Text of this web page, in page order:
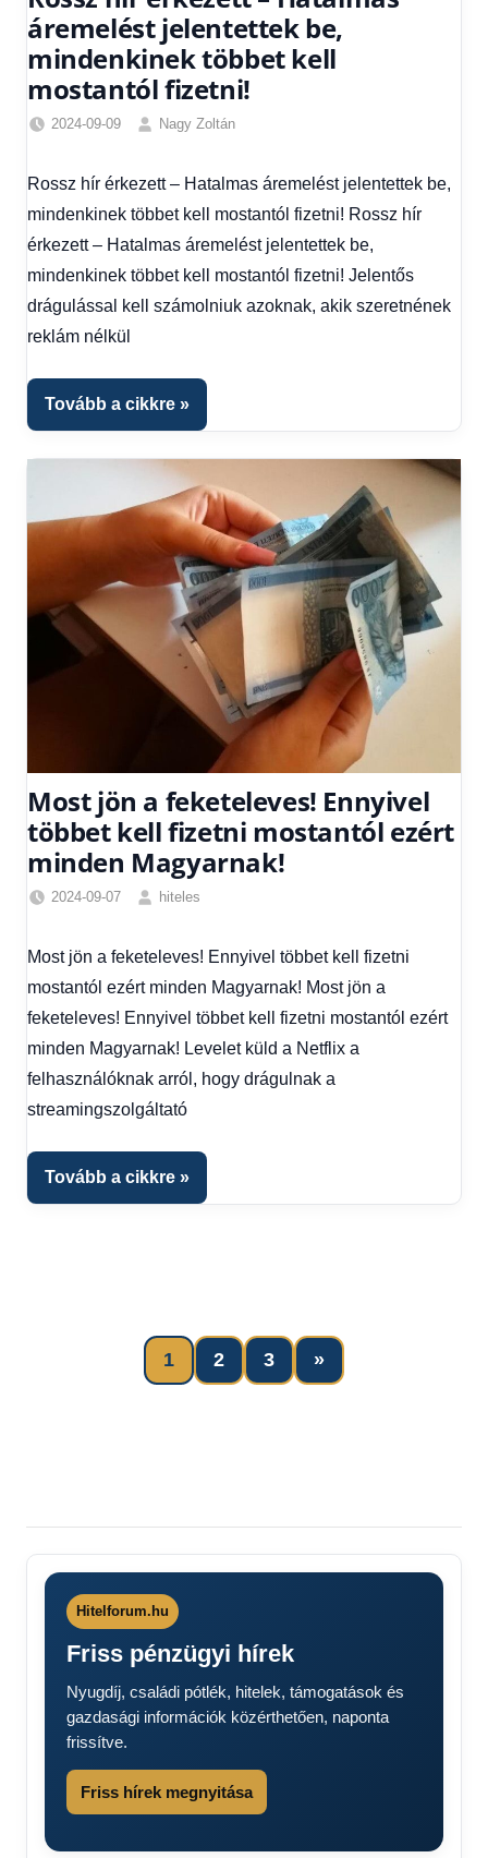
áremelést jelentettek be,
mindenkinek többet kell
mostantól fizetni!
2024-09-09
Nagy Zoltán
Hírek,
Hírek
1
Rossz hír érkezett – Hatalmas áremelést jelentettek be,
mindenkinek többet kell mostantól fizetni! Rossz hír
érkezett – Hatalmas áremelést jelentettek be,
mindenkinek többet kell mostantól fizetni! Jelentős
drágulással kell számolniuk azoknak, akik szeretnének
reklám nélkül
Tovább a cikkre
Most jön a feketeleves! Ennyivel
többet kell fizetni mostantól ezért
minden Magyarnak!
2024-09-07
hiteles
Hírek ,
Hírek
1
kézből
Most jön a feketeleves! Ennyivel többet kell fizetni
mostantól ezért minden Magyarnak! Most jön a
feketeleves! Ennyivel többet kell fizetni mostantól ezért
minden Magyarnak! Levelet küld a Netflix a
felhasználóknak arról, hogy drágulnak a
streamingszolgáltató
Tovább a cikkre
Bejegyzések
1 2 3
Next
Posts
»
Hitelforum.hu
Friss pénzügyi hírek
Nyugdíj, családi pótlék, hitelek, támogatások és
gazdasági információk közérthetően, naponta
frissítve.
Friss hírek megnyitása